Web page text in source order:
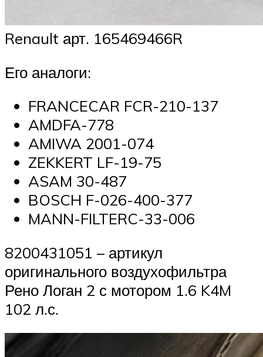
Renault арт. 165469466R
Его аналоги:
FRANCECAR FCR-210-137
AMDFA-778
AMIWA 2001-074
ZEKKERT LF-19-75
ASAM 30-487
BOSCH F-026-400-377
MANN-FILTERC-33-006
8200431051 – артикул
оригинального воздухофильтра
Рено Логан 2 с мотором 1.6 K4M
102 л.с.